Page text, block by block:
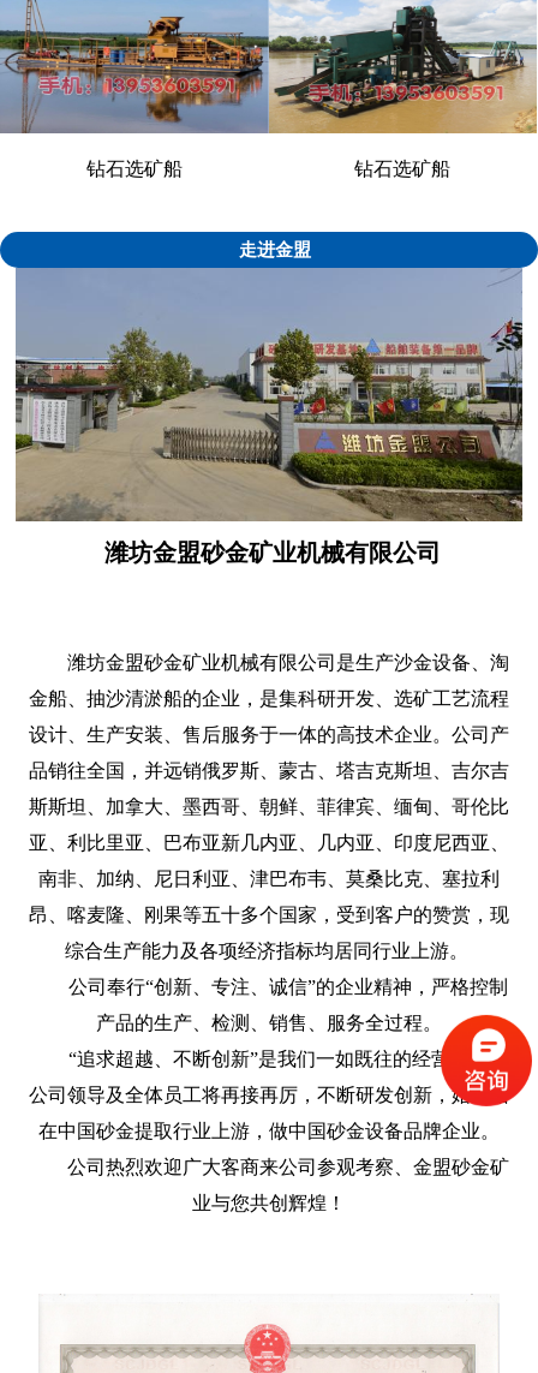
钻石选矿船 钻石选矿船
走进金盟
潍坊金盟砂金矿业机械有限公司
潍坊金盟砂金矿业机械有限公司是生产沙金设备、淘
金船、抽沙清淤船的企业，是集科研开发、选矿工艺流程
设计、生产安装、售后服务于一体的高技术企业。公司产
品销往全国，并远销俄罗斯、蒙古、塔吉克斯坦、吉尔吉
斯斯坦、加拿大、墨西哥、朝鲜、菲律宾、缅甸、哥伦比
亚、利比里亚、巴布亚新几内亚、几内亚、印度尼西亚、
南非、加纳、尼日利亚、津巴布韦、莫桑比克、塞拉利
昂、喀麦隆、刚果等五十多个国家，受到客户的赞赏，现
综合生产能力及各项经济指标均居同行业上游。
公司奉行“创新、专注、诚信”的企业精神，严格控制
产品的生产、检测、销售、服务全过程。
“追求超越、不断创新”是我们一如既往的经营理念，
公司领导及全体员工将再接再厉，不断研发创新，始终站
在中国砂金提取行业上游，做中国砂金设备品牌企业。
公司热烈欢迎广大客商来公司参观考察、金盟砂金矿
业与您共创辉煌！